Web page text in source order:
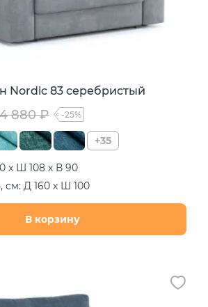
Nordic 83 серебристый
880 ₽ -25%
+35
х Ш 108 х В 90
см: Д 160 х Ш 100
В корзину